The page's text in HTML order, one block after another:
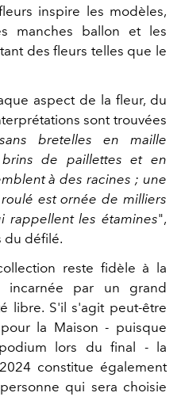
inspire les modèles,
manches ballon et les
des fleurs telles que le
aspect de la fleur, du
sont trouvées
bretelles en maille
de paillettes et en
à des racines ; une
est ornée de milliers
rappellent les étamines",
du défilé.
reste fidèle à la
incarnée par un grand
libre. S'il s'agit peut-être
la Maison - puisque
lors du final - la
constitue également
qui sera choisie